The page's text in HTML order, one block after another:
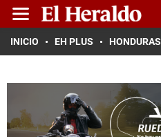
INICIO EH PLUS HONDURAS